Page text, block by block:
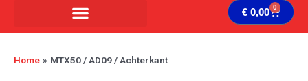
€ 0,00 0
Home MTX50 / AD09 / Achterkant